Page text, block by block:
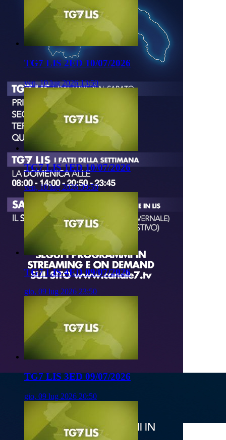
TG7 LIS 2ED 10/07/2026
ven, 10 lug 2026 13:50
TG7 LIS 1ED 10/07/2026
ven, 10 lug 2026 09:50
TG7 LIS 4ED 09/07/2026
gio, 09 lug 2026 23:50
TG7 LIS 3ED 09/07/2026
gio, 09 lug 2026 20:50